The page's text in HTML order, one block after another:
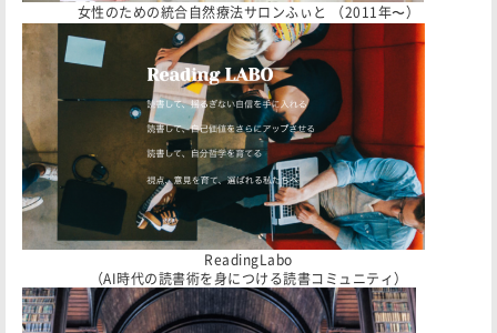
女性のための統合自然療法サロンふぃと （2011年〜）
ReadingLabo
（AI時代の読書術を身につける読書コミュニティ）